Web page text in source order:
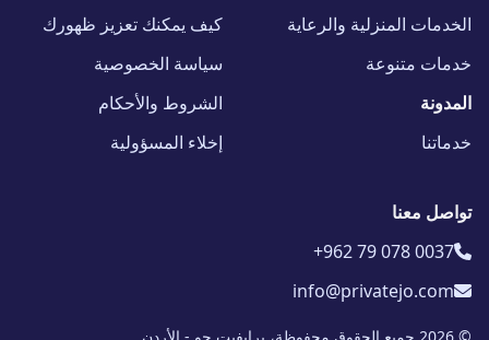
الخدمات المنزلية والرعاية
خدمات متنوعة
المدونة
خدماتنا
كيف يمكنك تعزيز ظهورك
سياسة الخصوصية
الشروط والأحكام
إخلاء المسؤولية
تواصل معنا
+962 79 078 0037
info@privatejo.com